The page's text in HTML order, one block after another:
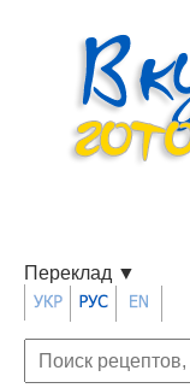
Переклад ▼